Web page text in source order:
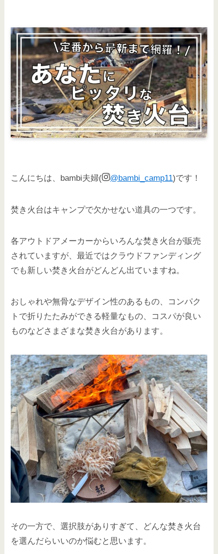
こんにちは、bambi夫婦( @bambi_camp11)です！
焚き火台はキャンプで欠かせない道具の一つです。
各アウトドアメーカーからいろんな焚き火台が販売
されていますが、最近ではクラウドファンディング
でも新しい焚き火台がどんどん出ていますね。
おしゃれや無骨なデザイン性のあるもの、コンパク
トで折りたたみができる軽量なもの、コスパが良い
ものなどさまざまな焚き火台があります。
その一方で、選択肢がありすぎて、どんな焚き火台
を選んだらいいのか悩むと思います。